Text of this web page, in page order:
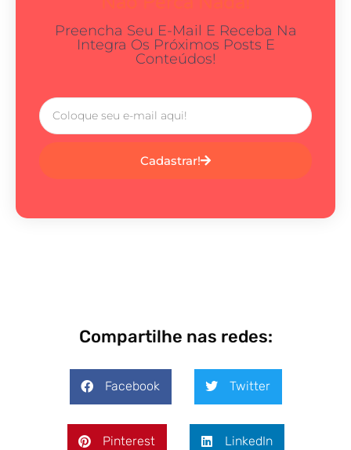
Preencha Seu E-Mail E Receba Na
Integra Os Próximos Posts E
Conteúdos!
Cadastrar!
Compartilhe nas redes:
Facebook Twitter
Pinterest LinkedIn